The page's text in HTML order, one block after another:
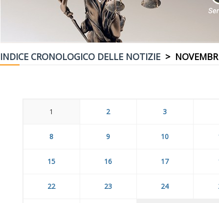
INDICE CRONOLOGICO DELLE NOTIZIE >
1 2 3
8 9 10
15 16 17
22 23 24